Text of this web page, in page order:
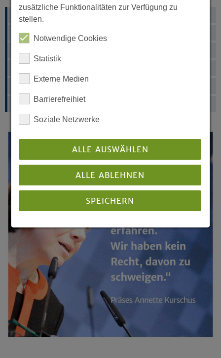
Synodale
Was ist eine Landessynode?
Synodensplitter
Beschlüsse
Synode 2018
zusätzliche Funktionalitäten zur Verfügung zu
stellen.
Notwendige Cookies
Statistik
Externe Medien
Barrierefreihiet
Soziale Netzwerke
ALLE AUSWÄHLEN
ALLE ABLEHNEN
SPEICHERN
Details anzeigen
Impressum Datenschutz